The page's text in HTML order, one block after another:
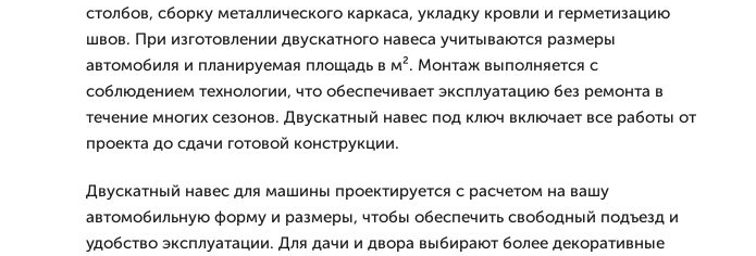
столбов, сборку металлического каркаса, укладку кровли и герметизацию
швов. При изготовлении двускатного навеса учитываются размеры
автомобиля и планируемая площадь в м². Монтаж выполняется с
соблюдением технологии, что обеспечивает эксплуатацию без ремонта в
течение многих сезонов. Двускатный навес под ключ включает все работы от
проекта до сдачи готовой конструкции.
Двускатный навес для машины проектируется с расчетом на вашу
автомобильную форму и размеры, чтобы обеспечить свободный подъезд и
удобство эксплуатации. Для дачи и двора выбирают более декоративные